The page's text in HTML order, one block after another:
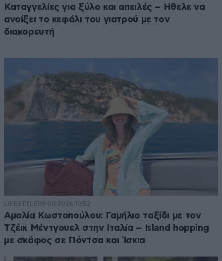
Καταγγελίες για ξύλο και απειλές – Ηθελε να
ανοίξει το κεφάλι του γιατρού με τον
διακορευτή
LIFESTYLE09·08·2026 10:52
Αμαλία Κωστοπούλου: Γαμήλιο ταξίδι με τον
Τζέικ Μέντγουελ στην Ιταλία – Island hopping
με σκάφος σε Πόντσα και Ίσκια